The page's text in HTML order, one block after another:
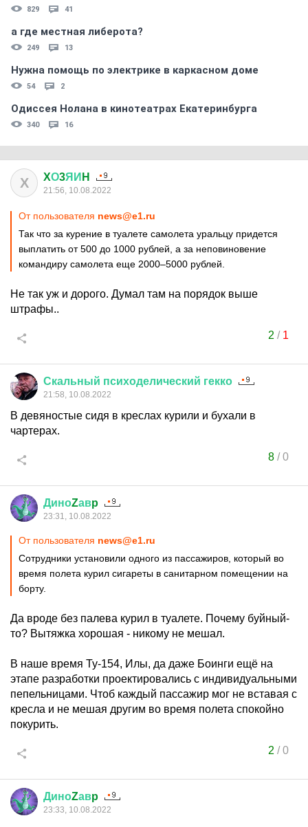
829 41
а где местная либерота?
249 13
Нужна помощь по электрике в каркасном доме
54 2
Одиссея Нолана в кинотеатрах Екатеринбурга
340 16
X XО3ЯИ H
21:56, 10.08.2022
От пользователя news@e1.ru
Так что за курение в туалете самолета уральцу придется
выплатить от 500 до 1000 рублей, а за неповиновение
командиру самолета еще 2000–5000 рублей.
Не так уж и дорого. Думал там на порядок выше
штрафы..
2 / 1
Скальный психоделический гекко
21:58, 10.08.2022
В девяностые сидя в креслах курили и бухали в
чартерах.
8/0
ДиноZавp
23:31, 10.08.2022
От пользователя news@e1.ru
Сотрудники установили одного из пассажиров, который во
время полета курил сигареты в санитарном помещении на
борту.
Да вроде без палева курил в туалете. Почему буйный-
то? Вытяжка хорошая - никому не мешал.
В наше время Ту-154, Илы, да даже Боинги ещё на
этапе разработки проектировались с индивидуальными
пепельницами. Чтоб каждый пассажир мог не вставая с
кресла и не мешая другим во время полета спокойно
покурить.
2 /0
ДиноZавp
23:33, 10.08.2022